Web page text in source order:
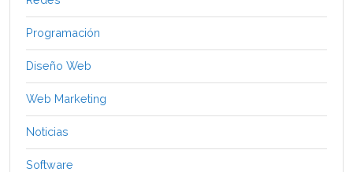
Programación
Diseño Web
Web Marketing
Noticias
Software